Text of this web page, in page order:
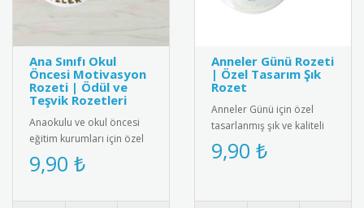
Ana Sınıfı Okul
Öncesi Motivasyon
Rozeti | Ödül ve
Teşvik Rozetleri
Anaokulu ve okul öncesi
eğitim kurumları için özel
tasarım motivasyon
rozetleri. Çocukları teşvik
9,90 ₺
Anneler Günü Rozeti
| Özel Tasarım Şık
Rozet
Anneler Günü için özel
tasarlanmış şık ve kaliteli
rozet. 2025 yılına özel
desen ve renklerle üretil..
9,90 ₺